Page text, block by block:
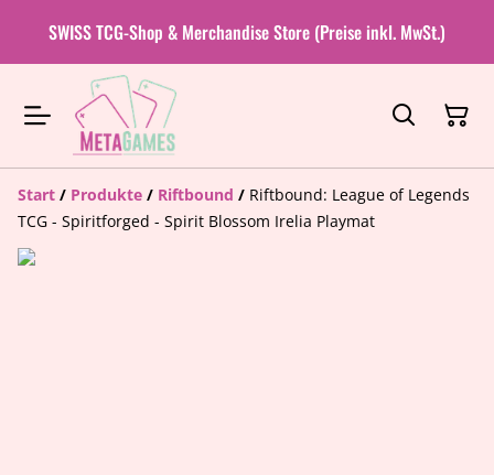
SWISS TCG-Shop & Merchandise Store (Preise inkl. MwSt.)
Start / Produkte / Riftbound / Riftbound: League of Legends
TCG - Spiritforged - Spirit Blossom Irelia Playmat